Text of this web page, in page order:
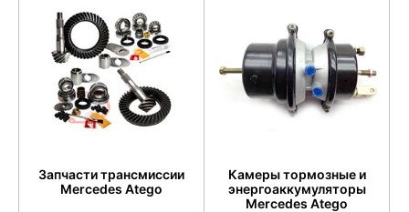
Запчасти трансмиссии
Mercedes Atego
Камеры тормозные и
энергоаккумуляторы
Mercedes Atego